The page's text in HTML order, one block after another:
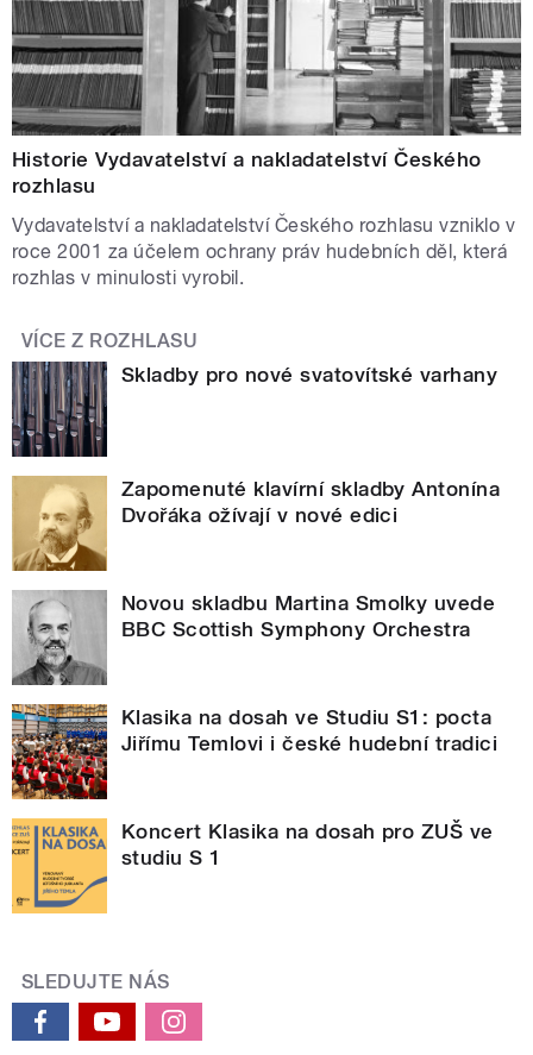
Historie Vydavatelství a nakladatelství Českého
rozhlasu
Vydavatelství a nakladatelství Českého rozhlasu vzniklo v
roce 2001 za účelem ochrany práv hudebních děl, která
rozhlas v minulosti vyrobil.
VÍCE Z ROZHLASU
Skladby pro nové svatovítské varhany
Zapomenuté klavírní skladby Antonína
Dvořáka ožívají v nové edici
Novou skladbu Martina Smolky uvede
BBC Scottish Symphony Orchestra
Klasika na dosah ve Studiu S1: pocta
Jiřímu Temlovi i české hudební tradici
Koncert Klasika na dosah pro ZUŠ ve
studiu S 1
SLEDUJTE NÁS